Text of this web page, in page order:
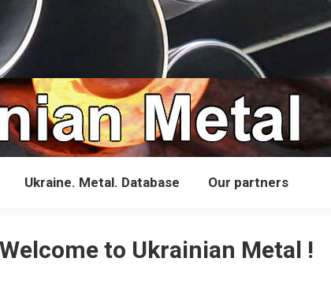
Ukraine. Metal. Database Our partners
Welcome to Ukrainian Metal !